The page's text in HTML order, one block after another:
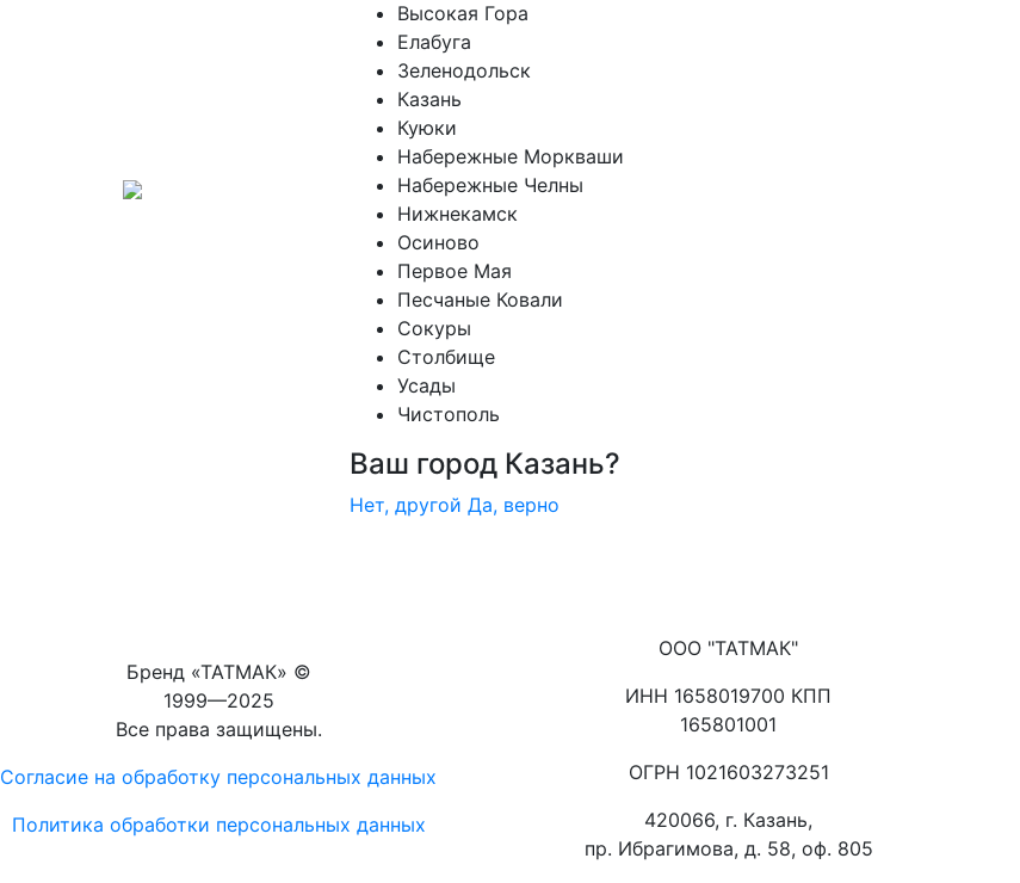
Высокая Гора
Елабуга
Зеленодольск
Казань
Куюки
Набережные Моркваши
Набережные Челны
Нижнекамск
Осиново
Первое Мая
Песчаные Ковали
Сокуры
Столбище
Усады
Чистополь
Ваш город Казань?
Нет, другой Да, верно
Бренд «ТАТМАК» ©
1999—2025
Все права защищены.
Согласие на обработку персональных данных
Политика обработки персональных данных
ООО "ТАТМАК"
ИНН 1658019700 КПП
165801001
ОГРН 1021603273251
420066, г. Казань,
пр. Ибрагимова, д. 58, оф. 805